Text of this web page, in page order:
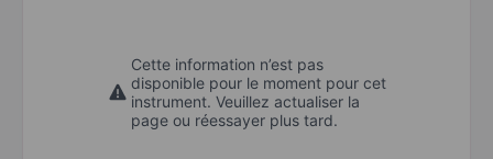
Cette information n’est pas
disponible pour le moment pour cet
instrument. Veuillez actualiser la
page ou réessayer plus tard.